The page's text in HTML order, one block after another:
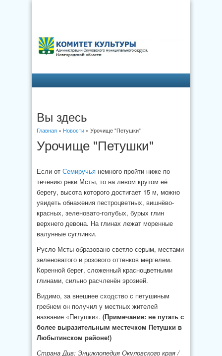
Вы здесь
Главная» Новости» Урочище "Петушки"
Урочище "Петушки"
Если от Семиручьянемного пройти ниже по
течению реки Мсты, то на левом крутом её
берегу, высота которого достигает 15 м, можно
увидеть обнажения пестроцветных, вишнёво-
красных, зеленовато-голубых, бурых глин
верхнего девона. На глинах лежат моренные
валунные суглинки.
Русло Мсты образовано светло-серым, местами
зеленоватого и розового оттенков мергелем.
Коренной берег, сложенный красноцветными
глинами, сильно расчленён эрозией.
Видимо, за внешнее сходство с петушиным
гребнем он получил у местных жителей
название «Петушки». (Примечание: не путать с
более выразительным местечком Петушки в
Любытинском районе!)
Страна Див: Энциклопедия Окуловского края /